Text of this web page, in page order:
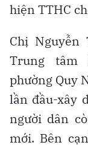
hiện TTHC
Chị Nguyễn
Trung tâm
phường Quy
lần đầu-xây
người dân
mới. Bên